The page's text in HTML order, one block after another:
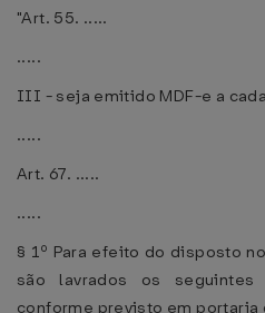
"Art. 55. .....
.....
III - seja emitido MDF-e a
.....
Art. 67. .....
.....
§ 1º Para efeito do disposto
são lavrados os seguintes
conforme previsto em portaria